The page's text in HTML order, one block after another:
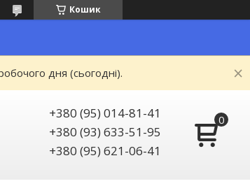
Кошик
дня (сьогодні).
+380 (95) 014-81-41
+380 (93) 633-51-95
+380 (95) 621-06-41